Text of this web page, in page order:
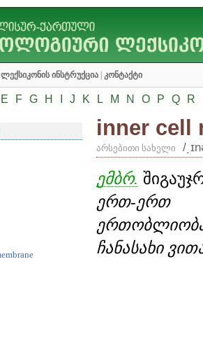
ლექსიკონის ინსტრუქცია კონტაქტი
E F G H J K L M N O P Q R
inner cell
არსებითი სახელი /
ემბრ.
ერთ-ერთ
ჩანასახი